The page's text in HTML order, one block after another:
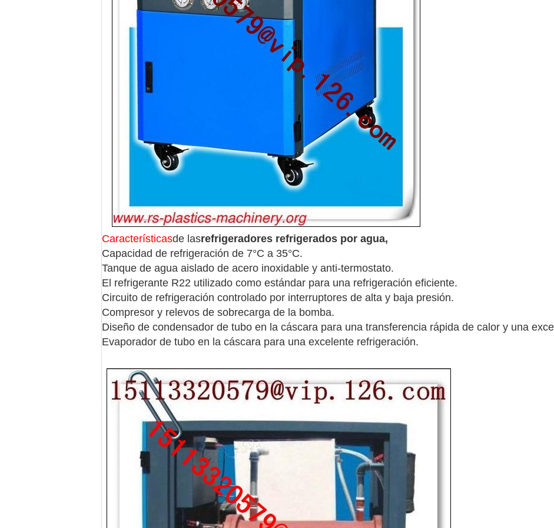
Característicasde lasrefrigeradores refrigerados por agua,
Capacidad de refrigeración de 7°C a 35°C.
Tanque de agua aislado de acero inoxidable y anti-termostato.
El refrigerante R22 utilizado como estándar para una refrigeración eficiente.
Circuito de refrigeración controlado por interruptores de alta y baja presión.
Compresor y relevos de sobrecarga de la bomba.
Diseño de condensador de tubo en la cáscara para una transferencia rápida de calor y una
Evaporador de tubo en la cáscara para una excelente refrigeración.